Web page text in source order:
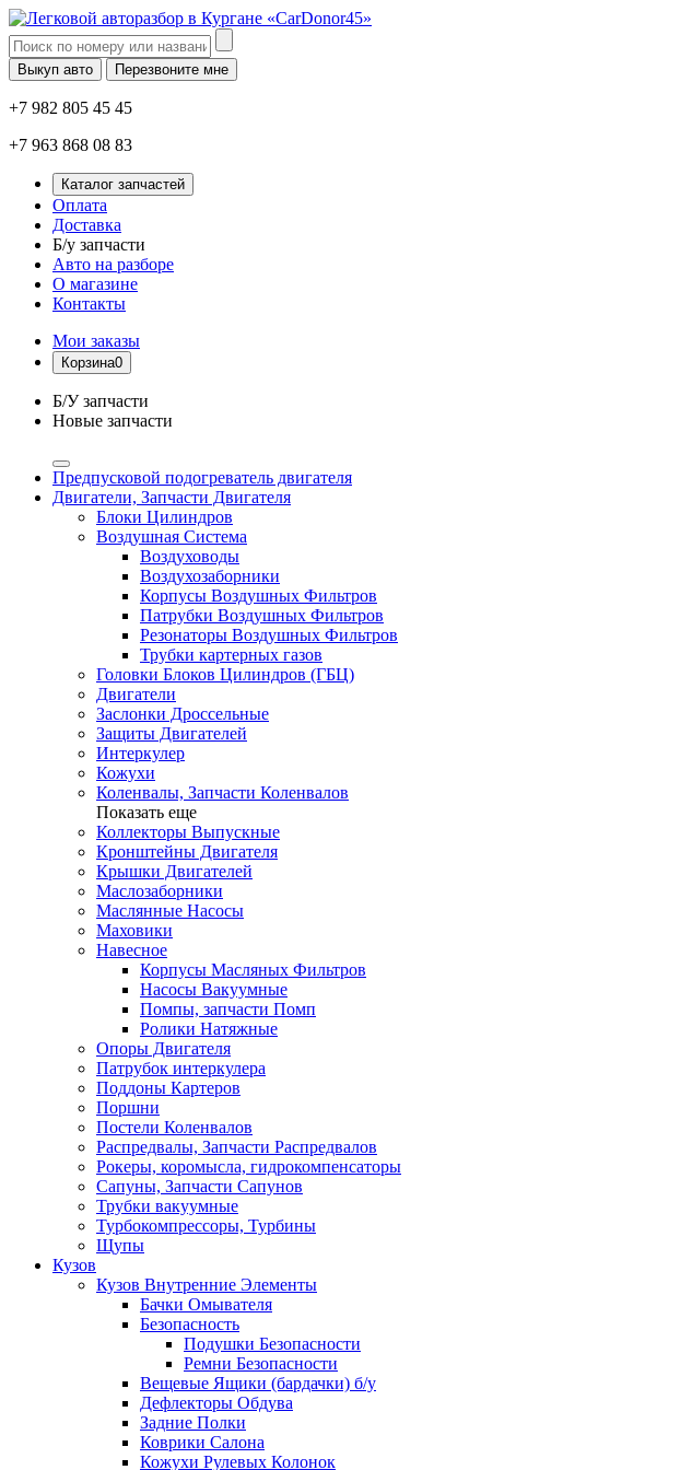
Выкуп авто Перезвоните мне
+7 982 805 45 45
+7 963 868 08 83
Каталог запчастей
Оплата
Доставка
Б/у запчасти
Авто на разборе
О магазине
Контакты
Мои заказы
Корзина0
Б/У запчасти
Новые запчасти
Предпусковой подогреватель двигателя
Двигатели, Запчасти Двигателя
Блоки Цилиндров
Воздушная Система
Воздуховоды
Воздухозаборники
Корпусы Воздушных Фильтров
Патрубки Воздушных Фильтров
Резонаторы Воздушных Фильтров
Трубки картерных газов
Головки Блоков Цилиндров (ГБЦ)
Двигатели
Заслонки Дроссельные
Защиты Двигателей
Интеркулер
Кожухи
Коленвалы, Запчасти Коленвалов
Показать еще
Коллекторы Выпускные
Кронштейны Двигателя
Крышки Двигателей
Маслозаборники
Маслянные Насосы
Маховики
Навесное
Корпусы Масляных Фильтров
Насосы Вакуумные
Помпы, запчасти Помп
Ролики Натяжные
Опоры Двигателя
Патрубок интеркулера
Поддоны Картеров
Поршни
Постели Коленвалов
Распредвалы, Запчасти Распредвалов
Рокеры, коромысла, гидрокомпенсаторы
Сапуны, Запчасти Сапунов
Трубки вакуумные
Турбокомпрессоры, Турбины
Щупы
Кузов
Кузов Внутренние Элементы
Бачки Омывателя
Безопасность
Подушки Безопасности
Ремни Безопасности
Вещевые Ящики (бардачки) б/у
Дефлекторы Обдува
Задние Полки
Коврики Салона
Кожухи Рулевых Колонок